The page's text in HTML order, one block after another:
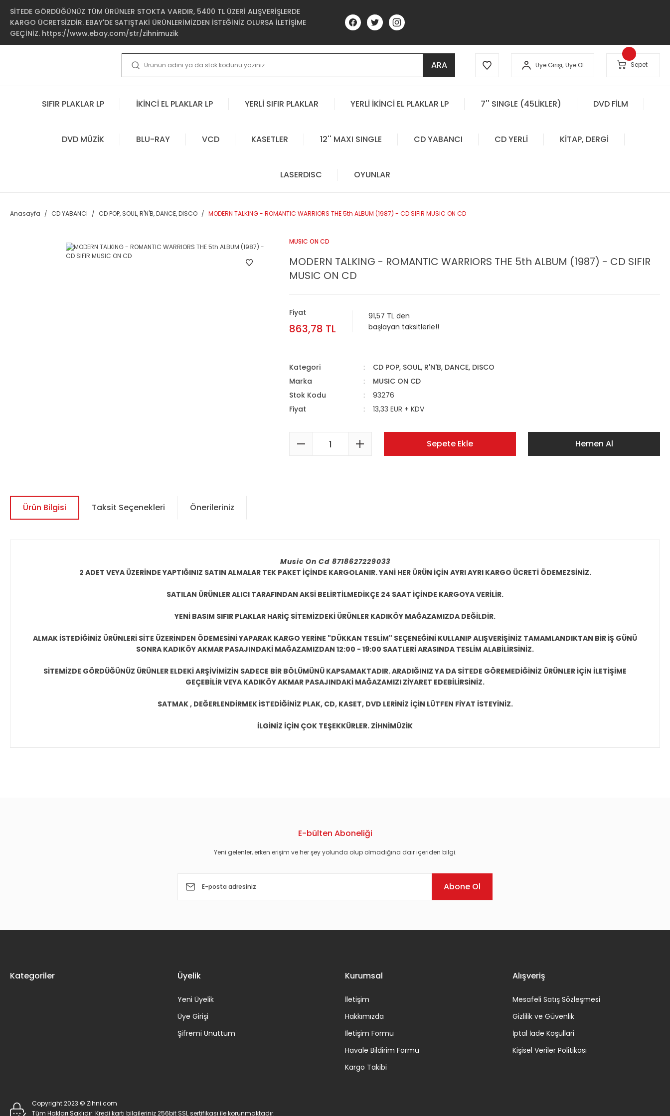
SİTEDE GÖRDÜĞÜNÜZ TÜM ÜRÜNLER STOKTA VARDIR, 5400 TL ÜZERİ ALIŞVERİŞLERDE
KARGO ÜCRETSİZDİR. EBAY'DE SATIŞTAKİ ÜRÜNLERİMİZDEN İSTEĞİNİZ OLURSA İLETİŞİME
GEÇİNİZ. https://www.ebay.com/str/zihnimuzik
ARA Üye Girişi, Üye Ol Sepet
SIFIR PLAKLAR LP İKİNCİ EL PLAKLAR LP YERLİ SIFIR PLAKLAR YERLİ İKİNCİ EL PLAKLAR LP 7'' SINGLE (45LİKLER) DVD FİLM
DVD MÜZİK BLU-RAY VCD KASETLER 12'' MAXI SINGLE CD YABANCI CD YERLİ KİTAP, DERGİ
LASERDISC OYUNLAR
Anasayfa CD YABANCI CD POP, SOUL, R'N'B, DANCE, DISCO MODERN TALKING - ROMANTIC WARRIORS THE 5th ALBUM (1987) - CD SIFIR MUSIC ON CD
MUSIC ON CD
MODERN TALKING - ROMANTIC WARRIORS THE 5th ALBUM (1987) - CD SIFIR
MUSIC ON CD
Fiyat
863,78 TL
91,57 TL den
başlayan taksitlerle!!
Kategori
CD POP, SOUL, R'N'B, DANCE, DISCO
Marka
MUSIC ON CD
Stok Kodu
93276
Fiyat
13,33 EUR + KDV
Sepete Ekle Hemen Al
Ürün Bilgisi Taksit Seçenekleri Önerileriniz
Music On Cd 8718627229033
2 ADET VEYA ÜZERİNDE YAPTIĞINIZ SATIN ALMALAR TEK PAKET İÇİNDE KARGOLANIR. YANİ HER ÜRÜN İÇİN AYRI AYRI KARGO ÜCRETİ ÖDEMEZSİNİZ.
SATILAN ÜRÜNLER ALICI TARAFINDAN AKSİ BELİRTİLMEDİKÇE 24 SAAT İÇİNDE KARGOYA VERİLİR.
YENİ BASIM SIFIR PLAKLAR HARİÇ SİTEMİZDEKİ ÜRÜNLER KADIKÖY MAĞAZAMIZDA DEĞİLDİR.
ALMAK İSTEDİĞİNİZ ÜRÜNLERİ SİTE ÜZERİNDEN ÖDEMESİNİ YAPARAK KARGO YERİNE "DÜKKAN TESLİM" SEÇENEĞİNİ KULLANIP ALIŞVERİŞİNİZ TAMAMLANDIKTAN BİR İŞ GÜNÜ
SONRA KADIKÖY AKMAR PASAJINDAKİ MAĞAZAMIZDAN 12:00 - 19:00 SAATLERİ ARASINDA TESLİM ALABİLİRSİNİZ.
SİTEMİZDE GÖRDÜĞÜNÜZ ÜRÜNLER ELDEKİ ARŞİVİMİZİN SADECE BİR BÖLÜMÜNÜ KAPSAMAKTADIR. ARADIĞINIZ YA DA SİTEDE GÖREMEDİĞİNİZ ÜRÜNLER İÇİN İLETİŞİME
GEÇEBİLİR VEYA KADIKÖY AKMAR PASAJINDAKİ MAĞAZAMIZI ZİYARET EDEBİLİRSİNİZ.
SATMAK , DEĞERLENDİRMEK İSTEDİĞİNİZ PLAK, CD, KASET, DVD LERİNİZ İÇİN LÜTFEN FİYAT İSTEYİNİZ.
İLGİNİZ İÇİN ÇOK TEŞEKKÜRLER. ZİHNİMÜZİK
E-bülten Aboneliği
Yeni gelenler, erken erişim ve her şey yolunda olup olmadığına dair içeriden bilgi.
Abone Ol
Kategoriler Üyelik
Yeni Üyelik
Üye Girişi
Şifremi Unuttum
Kurumsal
İletişim
Hakkımızda
İletişim Formu
Havale Bildirim Formu
Kargo Takibi
Alışveriş
Mesafeli Satış Sözleşmesi
Gizlilik ve Güvenlik
İptal İade Koşullari
Kişisel Veriler Politikası
Copyright 2023 © Zihni.com
Tüm Hakları Saklıdır. Kredi kartı bilgileriniz 256bit SSL sertifikası ile korunmaktadır.